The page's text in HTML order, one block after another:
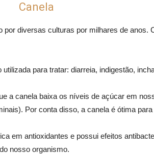
Canela
por diversas culturas por milhares de
para tratar: diarreia, indigestão,
a canela baixa os níveis de açúcar em
Por conta disso, a canela é ótima
em antioxidantes e possui efeitos
nosso organismo.